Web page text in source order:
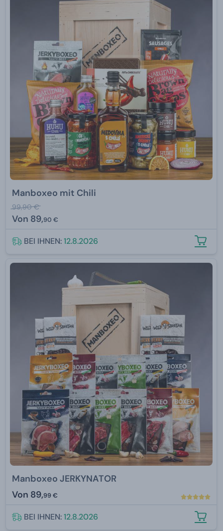
Manboxeo mit Chili
99,90 €
Von 89,90 €
BEI IHNEN:12.8.2026
Manboxeo JERKYNATOR
Von 89,99 €
BEI IHNEN:12.8.2026